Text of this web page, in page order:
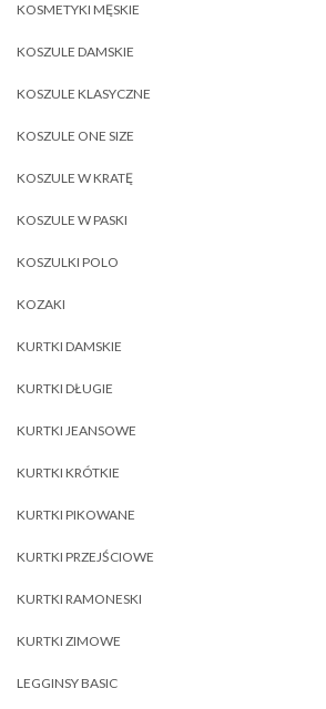
KOSMETYKI MĘSKIE
KOSZULE DAMSKIE
KOSZULE KLASYCZNE
KOSZULE ONE SIZE
KOSZULE W KRATĘ
KOSZULE W PASKI
KOSZULKI POLO
KOZAKI
KURTKI DAMSKIE
KURTKI DŁUGIE
KURTKI JEANSOWE
KURTKI KRÓTKIE
KURTKI PIKOWANE
KURTKI PRZEJŚCIOWE
KURTKI RAMONESKI
KURTKI ZIMOWE
LEGGINSY BASIC